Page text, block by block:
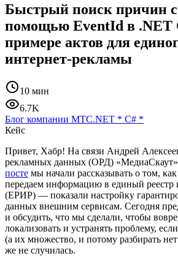
Быстрый поиск причин
помощью EventId в .NET
примере актов для
интернет-рекламы
10 мин
6.7K
Блог компании МТС.NET * C# *
Кейс
Привет, Хабр! На связи Андрей
рекламных данных (ОРД)
посте мы начали рассказывать о том,
передаем информацию в единый реестр
(ЕРИР) — показали настройку
данных внешним сервисам. Сегодня
и обсудить, что мы сделали, чтобы
локализовать и устранять проблему,
(а их множество, и потому разбирать
же не случилась.